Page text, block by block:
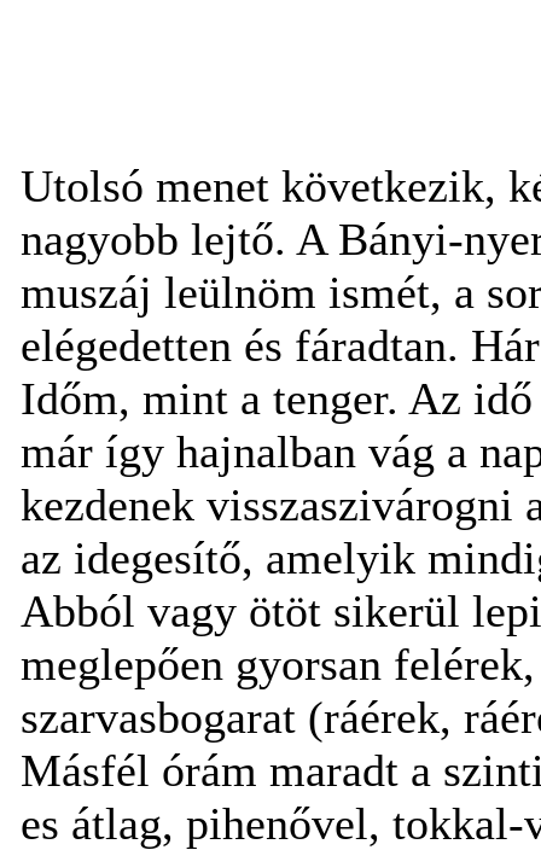
Utolsó menet következik,
nagyobb lejtő. A Bányi-
muszáj leülnöm ismét, a
elégedetten és fáradtan.
Időm, mint a tenger. Az
már így hajnalban vág a
kezdenek visszaszivárogni
az idegesítő, amelyik
Abból vagy ötöt sikerül
meglepően gyorsan
szarvasbogarat (ráérek,
Másfél órám maradt a
es átlag, pihenővel, tokkal-